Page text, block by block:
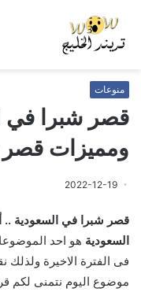
منوعات
قصر شبرا في
ومميزات قصر
2022-12-19
قصر شبرا في السعودية ..
السعودية هو احد
فى الفترة الاخيرة ولذلك
موضوع اليوم نتمنى لكم